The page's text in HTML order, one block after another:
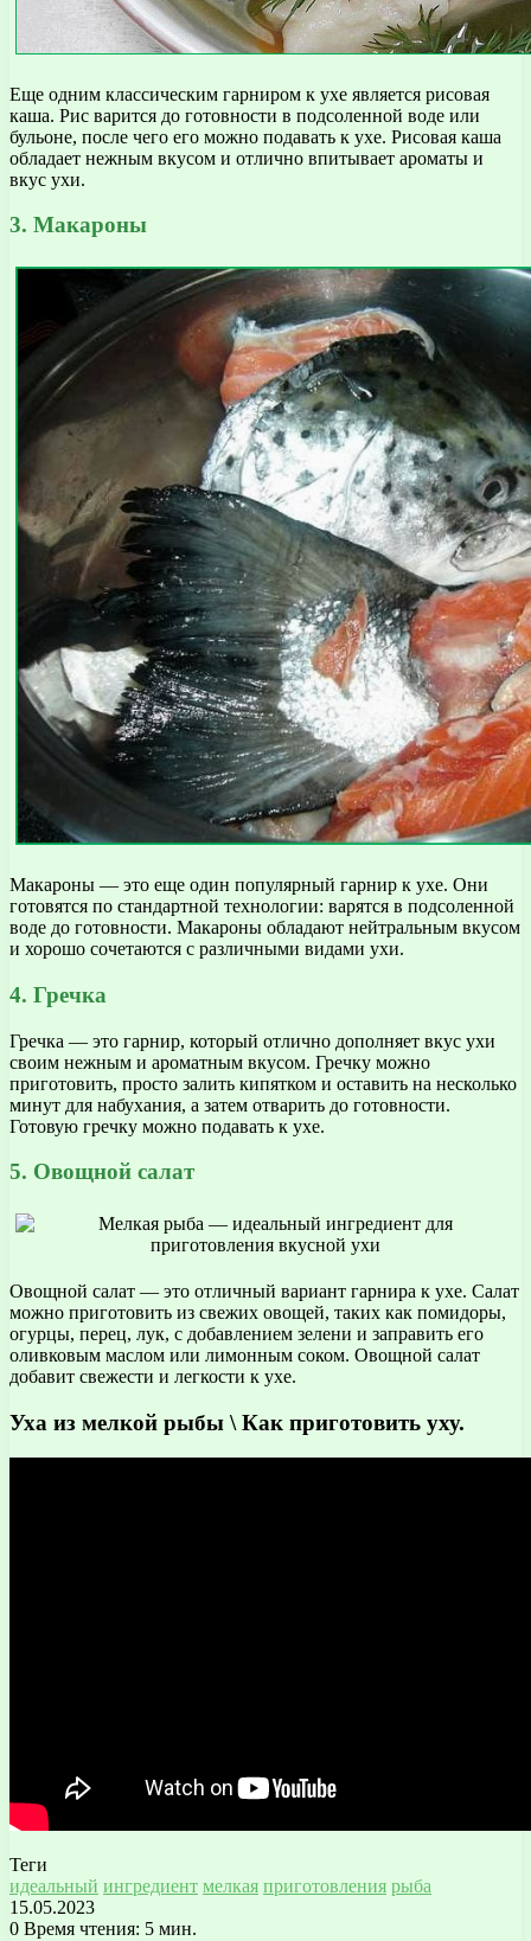
Еще одним классическим гарниром к ухе является рисовая
каша. Рис варится до готовности в подсоленной воде или
бульоне, после чего его можно подавать к ухе. Рисовая каша
обладает нежным вкусом и отлично впитывает ароматы и
вкус ухи.
3. Макароны
Макароны — это еще один популярный гарнир к ухе. Они
готовятся по стандартной технологии: варятся в подсоленной
воде до готовности. Макароны обладают нейтральным вкусом
и хорошо сочетаются с различными видами ухи.
4. Гречка
Гречка — это гарнир, который отлично дополняет вкус ухи
своим нежным и ароматным вкусом. Гречку можно
приготовить, просто залить кипятком и оставить на несколько
минут для набухания, а затем отварить до готовности.
Готовую гречку можно подавать к ухе.
5. Овощной салат
Овощной салат — это отличный вариант гарнира к ухе. Салат
можно приготовить из свежих овощей, таких как помидоры,
огурцы, перец, лук, с добавлением зелени и заправить его
оливковым маслом или лимонным соком. Овощной салат
добавит свежести и легкости к ухе.
Уха из мелкой рыбы \ Как приготовить уху.
Теги
идеальный ингредиент мелкая приготовления рыба
15.05.2023
0 Время чтения: 5 мин.